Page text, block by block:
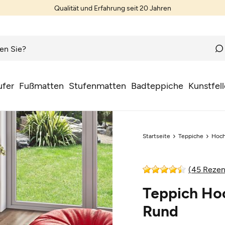
Qualität und Erfahrung seit 20 Jahren
Fußmatten Stufenmatten Badteppiche
Startseite Teppiche
(45
Teppich
Rund